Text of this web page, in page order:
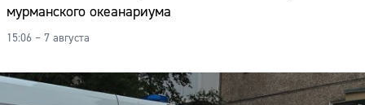
мурманского океанариума
15:06 – 7 августа